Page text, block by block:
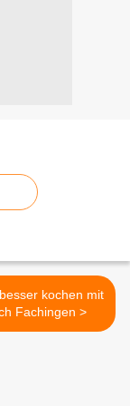
kochen mit
Staatlich Fachingen >